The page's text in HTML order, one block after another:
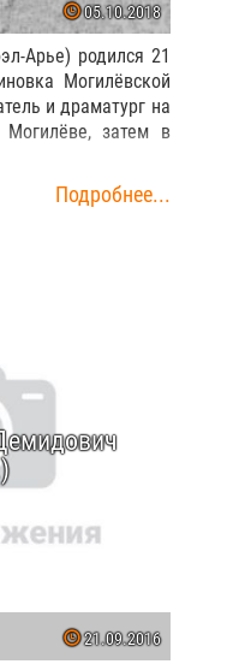
05.10.2018
Арье) родился 21
Могилёвской
и драматург на
затем в
Подробнее...
21.09.2016